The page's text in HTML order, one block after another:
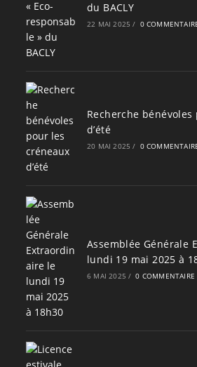
du BACLY
22 MAI 2025 / 0
Recherche
d’été
20 MAI 2025 / 0
Assemblée Générale
lundi 19 mai 2025 à
6 MAI 2025 / 0 COMMENTAIRE